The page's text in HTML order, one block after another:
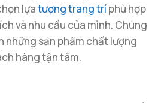
lựatượng trang tríphù hợp
và nhu cầu của mình. Chúng
những sản phẩm chất lượng
hàng tận tâm.